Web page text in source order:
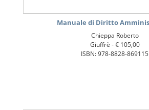
Manuale di Diritto
Chieppa Roberto
Giuffrè -€ 105,00
ISBN: 978-8828-869115